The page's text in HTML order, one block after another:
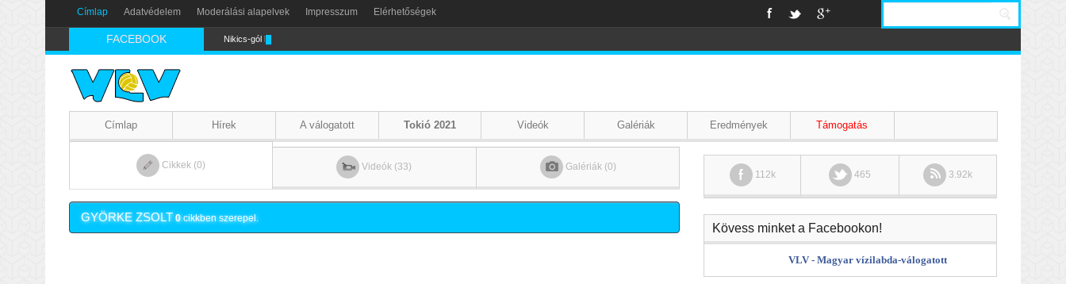
Címlap Adatvédelem Moderálási alapelvek Impresszum Elérhetőségek
FACEBOOK Nikics-gól lábbal
Címlap Hírek A válogatott Tokió 2021 Videók Galériák Eredmények Támogatás
Cikkek (0) Videók (33) Galériák (0)
GYÖRKE ZSOLT 0cikkben szerepel.
112k 465 3.92k
Kövess minket a Facebookon!
VLV - Magyar vízilabda-válogatott